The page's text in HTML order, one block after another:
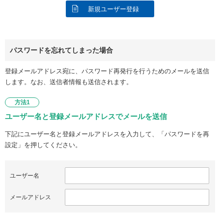
新規ユーザー登録
パスワードを忘れてしまった場合
登録メールアドレス宛に、パスワード再発行を行うためのメールを送信
します。なお、送信者情報も送信されます。
方法1
ユーザー名と登録メールアドレスでメールを送信
下記にユーザー名と登録メールアドレスを入力して、「パスワードを再
設定」を押してください。
ユーザー名
メールアドレス